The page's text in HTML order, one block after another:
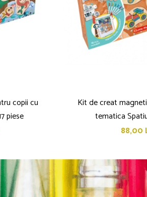
copii cu
piese
Kit de creat
tematica
88,00